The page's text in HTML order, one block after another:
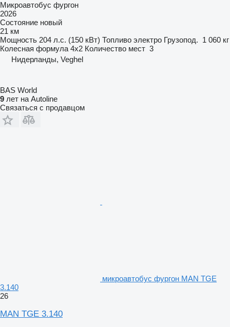
Микроавтобус фургон
2026
Состояние новый
21 км
Мощность 204 л.с. (150 кВт) Топливо электро Грузопод. 1 060 кг
Колесная формула 4x2 Количество мест 3
Нидерланды, Veghel
BAS World
9 лет на Autoline
Связаться с продавцом
микроавтобус фургон MAN TGE
3.140
26
MAN TGE 3.140